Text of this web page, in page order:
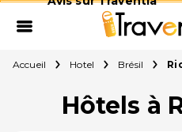
Accueil Hotel Brésil
Hôtels à